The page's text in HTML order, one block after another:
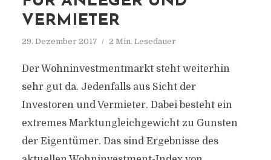
VERMIETER
29. Dezember 2017 2 Min. Lesedauer
Der Wohninvestmentmarkt steht weiterhin
sehr gut da. Jedenfalls aus Sicht der
Investoren und Vermieter. Dabei besteht ein
extremes Marktungleich­gewicht zu Gunsten
der Eigentümer. Das sind Ergebnisse des